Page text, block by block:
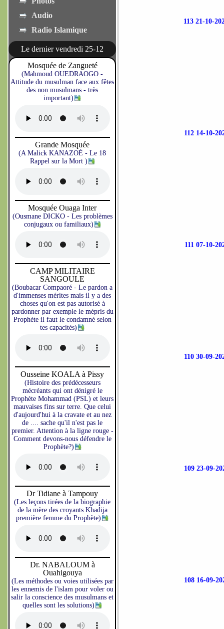
Audio
Radio Islamique
Le dernier vendredi 25-12
Mosquée de Zangueté
(Mahmoud OUEDRAOGO -
Attitude du musulman face aux fêtes
des non musulmans - très
important)
Grande Mosquée
(A Malick KANAZOÉ - Le 18
Rappel sur la Mort )
Mosquée Ouaga Inter
(Ousmane DICKO - Les problèmes
conjugaux ou familiaux)
CAMP MILITAIRE
SANGOULE
(Boubacar Compaoré - Le pardon a
d'immenses mérites mais il y a des
choses qu'on est pas autorisé à
pardonner par exemple le mépris du
Prophète il faut le condamné selon
tes capacités)
Ousseine KOALA à Pissy
(Histoire des prédécesseurs
mécréants qui ont dénigré le
Prophète Mohammad (PSL) et leurs
mauvaises fins sur terre. Que celui
d'aujourd'hui à la cravate et au nez
de .... sache qu'il n'est pas le
premier. Attention à la ligne rouge -
Comment devons-nous défendre le
Prophète?)
Dr Tidiane à Tampouy
(Les leçons tirées de la biographie
de la mère des croyants Khadija
première femme du Prophète)
Dr. NABALOUM à
Ouahigouya
(Les méthodes ou voies utilisées par
les ennemis de l'islam pour voler ou
salir la conscience des musulmans et
quelles sont les solutions)
113 21-10-
112 14-10-
111 07-10-
110 30-09-
109 23-09-
108 16-09-